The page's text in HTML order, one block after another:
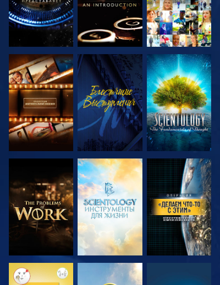
СМОТРЕТЬ
ПЕРЕДАЧИ
СМОТРЕТЬ
СМОТРЕТЬ
ПЕРЕДАЧИ
СМОТРЕТЬ
ПЕРЕДАЧИ
СМОТРЕТЬ
ПЕРЕДАЧИ
СМОТРЕТЬ